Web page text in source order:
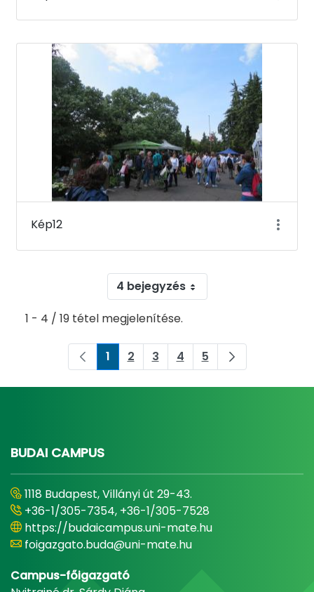
Kép12
4 bejegyzés
1 - 4 / 19 tétel megjelenítése.
Oldal
1 Oldal
2 Oldal
3 Oldal
4 Oldal
5
BUDAI CAMPUS
1118 Budapest, Villányi út 29-43.
+36-1/305-7354, +36-1/305-7528
https://budaicampus.uni-mate.hu
foigazgato.buda@uni-mate.hu
Campus-főigazgató